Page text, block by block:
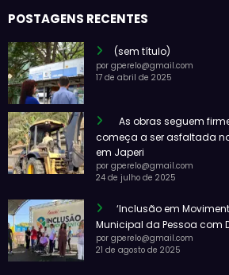
POSTAGENS RECENTES
(sem título)
por gperelo@gmail.com
17 de abril de 2025
As obras seguem
começa a ser asfaltada
em Japeri
por gperelo@gmail.com
24 de julho de 2025
‘Inclusão em
Municipal da Pessoa com
por gperelo@gmail.com
21 de agosto de 2025